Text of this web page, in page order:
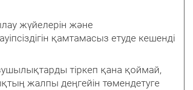
жүйелерін және
қамтамасыз етуде кешенді
тіркеп қана қоймай,
жалпы деңгейін төмендетуге